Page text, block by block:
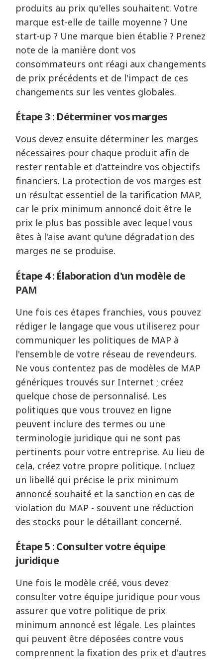
produits au prix qu'elles souhaitent. Votre
marque est-elle de taille moyenne ? Une
start-up ? Une marque bien établie ? Prenez
note de la manière dont vos
consommateurs ont réagi aux changements
de prix précédents et de l'impact de ces
changements sur les ventes globales.
Étape 3 : Déterminer vos marges
Vous devez ensuite déterminer les marges
nécessaires pour chaque produit afin de
rester rentable et d'atteindre vos objectifs
financiers. La protection de vos marges est
un résultat essentiel de la tarification MAP,
car le prix minimum annoncé doit être le
prix le plus bas possible avec lequel vous
êtes à l'aise avant qu'une dégradation des
marges ne se produise.
Étape 4 : Élaboration d'un modèle de
PAM
Une fois ces étapes franchies, vous pouvez
rédiger le langage que vous utiliserez pour
communiquer les politiques de MAP à
l'ensemble de votre réseau de revendeurs.
Ne vous contentez pas de modèles de MAP
génériques trouvés sur Internet ; créez
quelque chose de personnalisé. Les
politiques que vous trouvez en ligne
peuvent inclure des termes ou une
terminologie juridique qui ne sont pas
pertinents pour votre entreprise. Au lieu de
cela, créez votre propre politique. Incluez
un libellé qui précise le prix minimum
annoncé souhaité et la sanction en cas de
violation du MAP - souvent une réduction
des stocks pour le détaillant concerné.
Étape 5 : Consulter votre équipe
juridique
Une fois le modèle créé, vous devez
consulter votre équipe juridique pour vous
assurer que votre politique de prix
minimum annoncé est légale. Les plaintes
qui peuvent être déposées contre vous
comprennent la fixation des prix et d'autres